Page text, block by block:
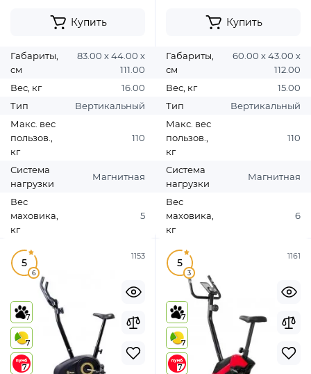
Купить
Габариты,
см
83.00 х 44.00 х
111.00
Вес, кг
16.00
Тип
Вертикальный
Макс. вес
пользов.,
кг
110
Система
нагрузки
Магнитная
Вес
маховика,
кг
5
Купить
Габариты,
см
60.00 х 43.00 х
112.00
Вес, кг
15.00
Тип
Вертикальный
Макс. вес
пользов.,
кг
110
Система
нагрузки
Магнитная
Вес
маховика,
кг
6
1153
5
6
7
7
7
1161
5
3
7
7
7